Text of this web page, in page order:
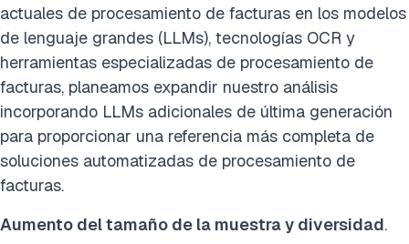
actuales de procesamiento de facturas en los modelos
de lenguaje grandes (LLMs), tecnologías OCR y
herramientas especializadas de procesamiento de
facturas, planeamos expandir nuestro análisis
incorporando LLMs adicionales de última generación
para proporcionar una referencia más completa de
soluciones automatizadas de procesamiento de
facturas.
Aumento del tamaño de la muestra y diversidad.